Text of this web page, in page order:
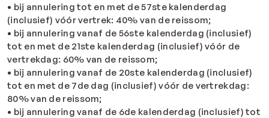
• bij annulering tot en met de 57ste kalenderdag
(inclusief) vóór vertrek: 40% van de reissom;
• bij annulering vanaf de 56ste kalenderdag (inclusief)
tot en met de 21ste kalenderdag (inclusief) vóór de
vertrekdag: 60% van de reissom;
• bij annulering vanaf de 20ste kalenderdag (inclusief)
tot en met de 7de dag (inclusief) vóór de vertrekdag:
80% van de reissom;
• bij annulering vanaf de 6de kalenderdag (inclusief) tot